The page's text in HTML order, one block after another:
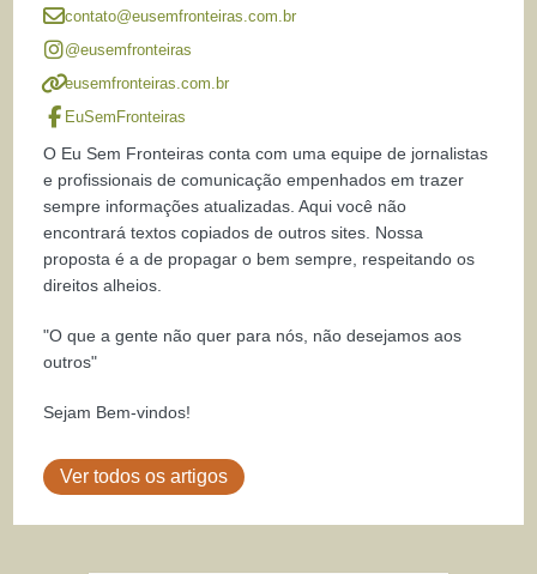
contato@eusemfronteiras.com.br
@eusemfronteiras
eusemfronteiras.com.br
EuSemFronteiras
O Eu Sem Fronteiras conta com uma equipe de jornalistas
e profissionais de comunicação empenhados em trazer
sempre informações atualizadas. Aqui você não
encontrará textos copiados de outros sites. Nossa
proposta é a de propagar o bem sempre, respeitando os
direitos alheios.
"O que a gente não quer para nós, não desejamos aos
outros"
Sejam Bem-vindos!
Ver todos os artigos